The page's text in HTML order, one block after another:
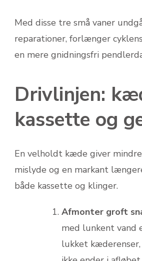
Med disse tre små vaner
reparationer, forlænger
en mere gnidningsfri
Drivlinjen:
kassette og
En velholdt kæde giver
mislyde og en markant
både kassette og klinger.
Afmonter groft
med lunkent vand
lukket